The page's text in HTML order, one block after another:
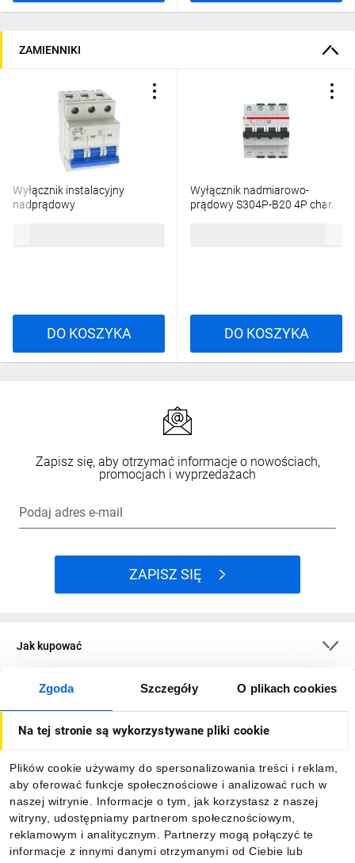
Zgoda Szczegóły O plikach cookies
Na tej stronie są wykorzystywane pliki cookie
Plików cookie używamy do spersonalizowania treści i reklam,
aby oferować funkcje społecznościowe i analizować ruch w
naszej witrynie. Informacje o tym, jak korzystasz z naszej
witryny, udostępniamy partnerom społecznościowym,
reklamowym i analitycznym. Partnerzy mogą połączyć te
informacje z innymi danymi otrzymanymi od Ciebie lub
ZAMIENNIKI
Wyłącznik instalacyjny
nadprądowy
DO KOSZYKA
Wyłącznik nadmiarowo-
prądowy S304P-B20 4P char.
DO KOSZYKA
Zapisz się, aby otrzymać informacje o nowościach,
promocjach i wyprzedażach
Podaj adres e-mail
ZAPISZ SIĘ
Jak kupować
O firmie
Informacje
Pobierz naszą aplikację mobilną: